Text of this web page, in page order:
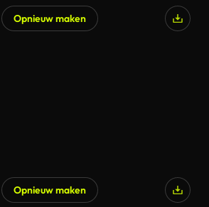
Opnieuw maken
Opnieuw maken